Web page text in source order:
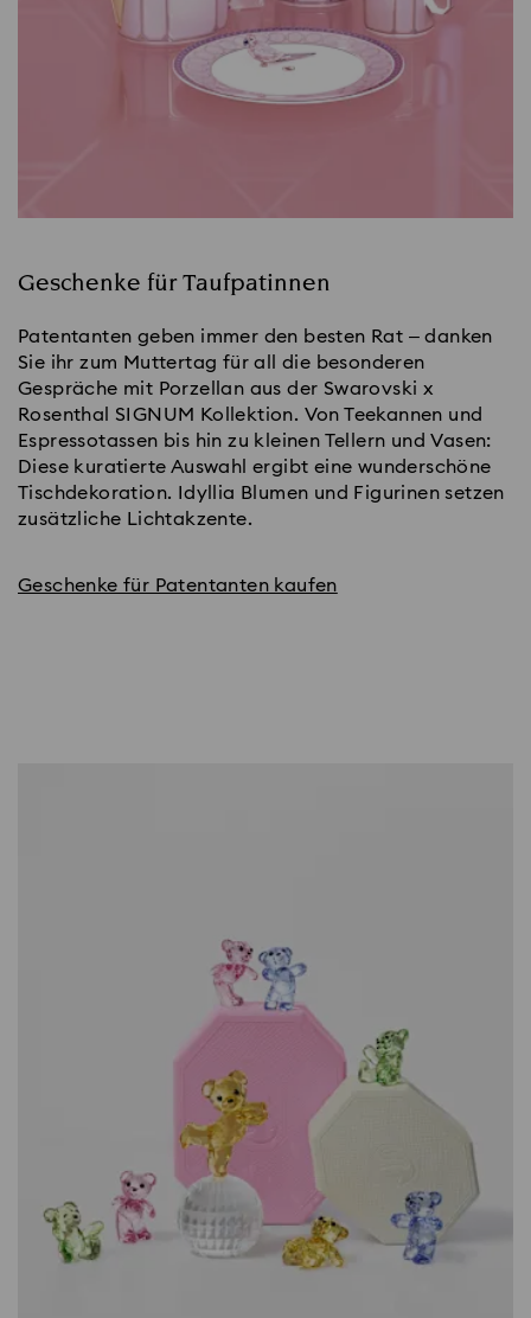
Geschenke für Taufpatinnen
Patentanten geben immer den besten Rat – danken
Sie ihr zum Muttertag für all die besonderen
Gespräche mit Porzellan aus der Swarovski x
Rosenthal SIGNUM Kollektion. Von Teekannen und
Espressotassen bis hin zu kleinen Tellern und Vasen:
Diese kuratierte Auswahl ergibt eine wunderschöne
Tischdekoration. Idyllia Blumen und Figurinen setzen
zusätzliche Lichtakzente.
Geschenke für Patentanten kaufen